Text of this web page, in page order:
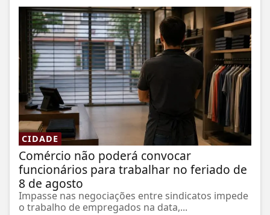
CIDADE
Comércio não poderá convocar
funcionários para trabalhar no feriado de
8 de agosto
Impasse nas negociações entre sindicatos impede
o trabalho de empregados na data,...